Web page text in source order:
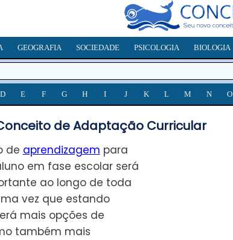
GEOGRAFIA SOCIEDADE PSICOLOGIA BIOLOGIA
D E F G H I J K L M N O
de Adaptação Curricular
de aprendizagem para
em fase escolar será
ao longo de toda
vez que estando
mais opções de
também mais